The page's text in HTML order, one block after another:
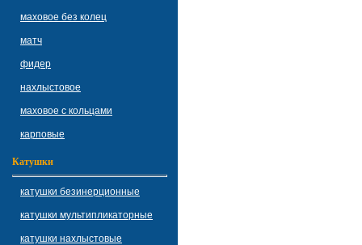
маховое без колец
матч
фидер
нахлыстовое
маховое с кольцами
карповые
Катушки
катушки безинерционные
катушки мультипликаторные
катушки нахлыстовые